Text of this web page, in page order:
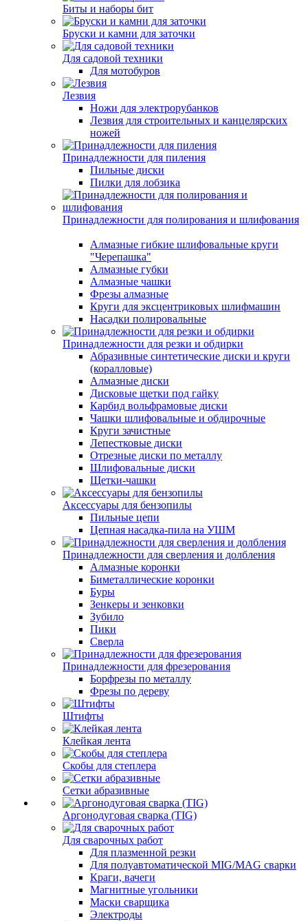
Биты и наборы бит
Бруски и камни для заточки
Для садовой техники
Для мотобуров
Лезвия
Ножи для электрорубанков
Лезвия для строительных и канцелярских
ножей
Принадлежности для пиления
Пильные диски
Пилки для лобзика
Принадлежности для полирования и шлифования
Алмазные гибкие шлифовальные круги
"Черепашка"
Алмазные губки
Алмазные чашки
Фрезы алмазные
Круги для эксцентриковых шлифмашин
Насадки полировальные
Принадлежности для резки и обдирки
Абразивные синтетические диски и круги
(коралловые)
Алмазные диски
Дисковые щетки под гайку
Карбид вольфрамовые диски
Чашки шлифовальные и обдирочные
Круги зачистные
Лепестковые диски
Отрезные диски по металлу
Шлифовальные диски
Щетки-чашки
Аксессуары для бензопилы
Пильные цепи
Цепная насадка-пила на УШМ
Принадлежности для сверления и долбления
Алмазные коронки
Биметаллические коронки
Буры
Зенкеры и зенковки
Зубило
Пики
Сверла
Принадлежности для фрезерования
Борфрезы по металлу
Фрезы по дереву
Штифты
Клейкая лента
Скобы для степлера
Сетки абразивные
Аргонодуговая сварка (TIG)
Для сварочных работ
Для плазменной резки
Для полуавтоматической MIG/MAG сварки
Краги, вачеги
Магнитные угольники
Маски сварщика
Электроды